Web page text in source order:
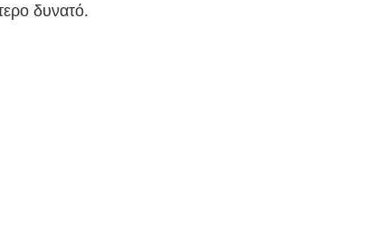
δυνατό.